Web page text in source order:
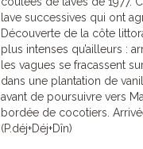
lave successives qui ont
Découverte de la côte
plus intenses qu’ailleurs :
les vagues se fracassent
dans une plantation de
avant de poursuivre vers
bordée de cocotiers.
(P.déj+Déj+Dîn)